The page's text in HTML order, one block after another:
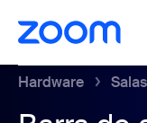
contenido principal
al chat de ayuda
Hardware